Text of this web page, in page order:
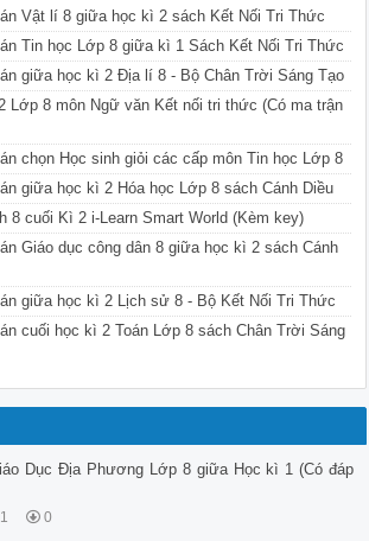
Vật lí 8 giữa học kì 2 sách Kết Nối Tri Thức
Tin học Lớp 8 giữa kì 1 Sách Kết Nối Tri Thức
giữa học kì 2 Địa lí 8 - Bộ Chân Trời Sáng Tạo
Lớp 8 môn Ngữ văn Kết nối tri thức (Có ma trận
chọn Học sinh giỏi các cấp môn Tin học Lớp 8
giữa học kì 2 Hóa học Lớp 8 sách Cánh Diều
8 cuối Kì 2 i-Learn Smart World (Kèm key)
Giáo dục công dân 8 giữa học kì 2 sách Cánh
giữa học kì 2 Lịch sử 8 - Bộ Kết Nối Tri Thức
cuối học kì 2 Toán Lớp 8 sách Chân Trời Sáng
Dục Địa Phương Lớp 8 giữa Học kì 1 (Có đáp
0